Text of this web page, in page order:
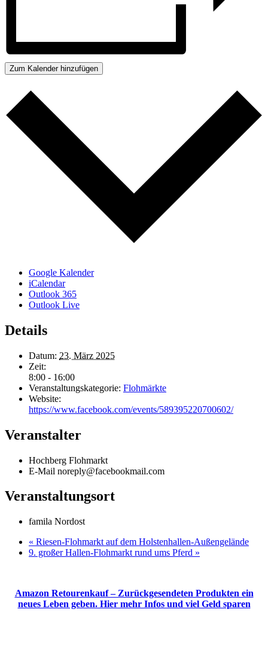
Zum Kalender hinzufügen
Google Kalender
iCalendar
Outlook 365
Outlook Live
Details
Datum: 23. März 2025
Zeit:
8:00 - 16:00
Veranstaltungskategorie: Flohmärkte
Website:
https://www.facebook.com/events/589395220700602/
Veranstalter
Hochberg Flohmarkt
E-Mail noreply@facebookmail.com
Veranstaltungsort
famila Nordost
« Riesen-Flohmarkt auf dem Holstenhallen-Außengelände
9. großer Hallen-Flohmarkt rund ums Pferd »
Amazon Retourenkauf – Zurückgesendeten Produkten ein
neues Leben geben. Hier mehr Infos und viel Geld sparen